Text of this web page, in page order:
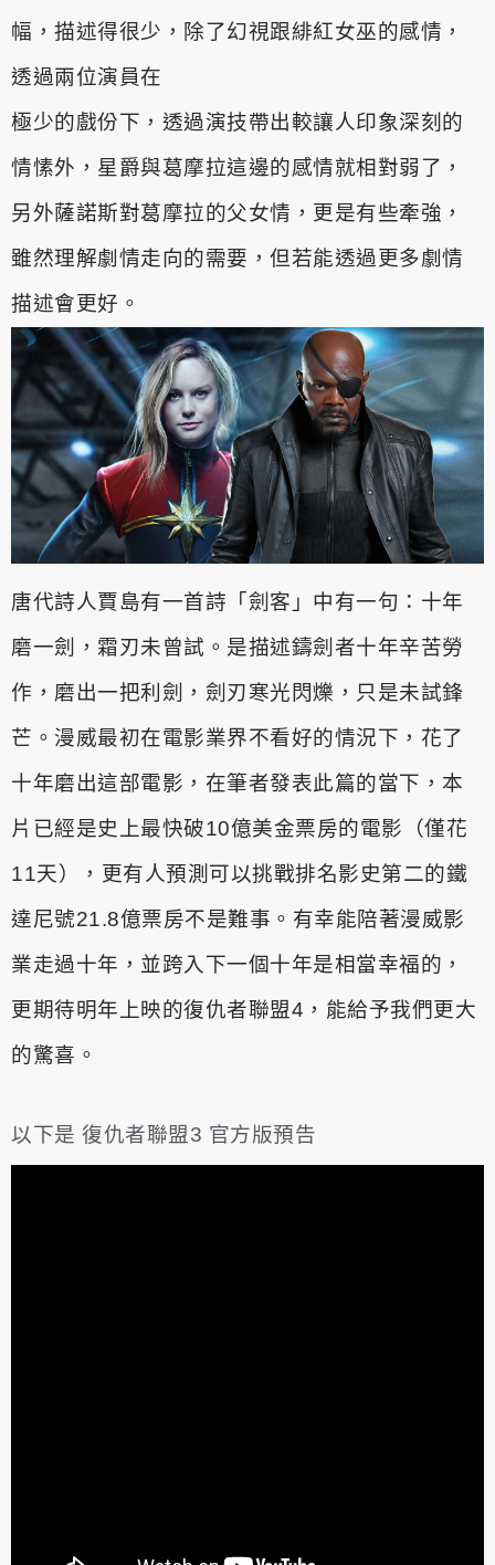
幅，描述得很少，除了幻視跟緋紅女巫的感情，
透過兩位演員在
極少的戲份下，透過演技帶出較讓人印象深刻的
情愫外，星爵與葛摩拉這邊的感情就相對弱了，
另外薩諾斯對葛摩拉的父女情，更是有些牽強，
雖然理解劇情走向的需要，但若能透過更多劇情
描述會更好。
唐代詩人賈島有一首詩「劍客」中有一句：十年
磨一劍，霜刃未曾試 。是描述鑄劍者十年辛苦勞
作，磨出一把利劍，劍刃寒光閃爍，只是未試鋒
芒。漫威最初在電影業界不看好的情況下，花了
十年磨出這部電影，在筆者發表此篇的當下，本
片已經是史上最快破10億美金票房的電影（僅花
11天），更有人預測可以挑戰排名影史第二的鐵
達尼號21.8億票房不是難事。有幸能陪著漫威影
業走過十年，並跨入下一個十年是相當幸福的，
更期待明年上映的復仇者聯盟4，能給予我們更大
的驚喜。
以下是 復仇者聯盟3 官方版預告